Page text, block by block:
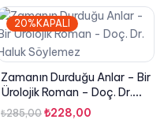
20%KAPALI
Zamanın Durduğu Anlar – Bir
Ürolojik Roman – Doç. Dr.
Haluk Söylemez
₺285,00 Orijinal
₺228,00